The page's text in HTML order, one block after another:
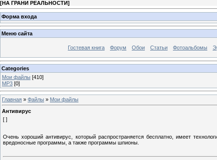
[НА ГРАНИ РЕАЛЬНОСТИ]
Форма входа
Меню сайта
Гостевая книга Форум Обои Статьи Фотоальбомы
Categories
Мои файлы [410]
MP3 [0]
Главная » Файлы » Мои файлы
Антивирус
[ ]
Очень хороший антивирус, который распространяется бесплатно, имеет
вредоносные программы, а также программы шпионы.